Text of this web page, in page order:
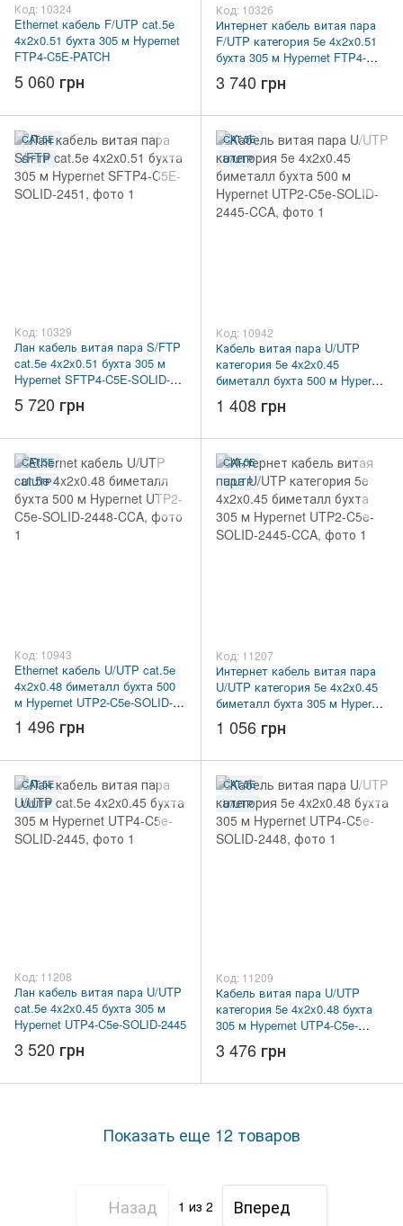
Код: 10324
Ethernet кабель F/UTP cat.5e
4x2x0.51 бухта 305 м Hypernet
FTP4-C5E-PATCH
5 060 грн
Код: 10326
Интернет кабель витая пара
F/UTP категория 5e 4x2x0.51
бухта 305 м Hypernet FTP4-
C5E-SOLID-2451
3 740 грн
CAT.5E
S/FTP
Код: 10329
Лан кабель витая пара S/FTP
cat.5e 4x2x0.51 бухта 305 м
Hypernet SFTP4-C5E-SOLID-
2451
5 720 грн
CAT.5E
U/UTP
Код: 10942
Кабель витая пара U/UTP
категория 5e 4x2x0.45
биметалл бухта 500 м Hypernet
UTP2-C5e-SOLID-2445-CCA
1 408 грн
CAT.5E
U/UTP
Код: 10943
Ethernet кабель U/UTP cat.5e
4x2x0.48 биметалл бухта 500
м Hypernet UTP2-C5e-SOLID-
2448-CCA
1 496 грн
CAT.5E
U/UTP
Код: 11207
Интернет кабель витая пара
U/UTP категория 5e 4x2x0.45
биметалл бухта 305 м Hypernet
UTP2-C5e-SOLID-2445-CCA
1 056 грн
CAT.5E
U/UTP
Код: 11208
Лан кабель витая пара U/UTP
cat.5e 4x2x0.45 бухта 305 м
Hypernet UTP4-C5e-SOLID-2445
3 520 грн
CAT.5E
U/UTP
Код: 11209
Кабель витая пара U/UTP
категория 5e 4x2x0.48 бухта
305 м Hypernet UTP4-C5e-
SOLID-2448
3 476 грн
Показать еще 12 товаров
Назад 1 из 2 Вперед